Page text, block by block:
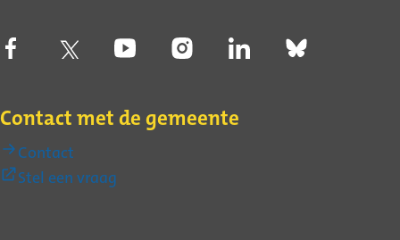
Contact met de gemeente
Contact
Stel een vraag